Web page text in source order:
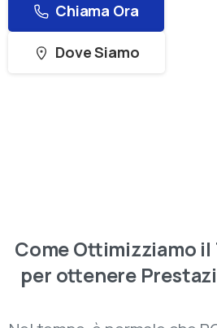
Chiama Ora
Dove Siamo
ComeOttimizziamo il
per ottenere